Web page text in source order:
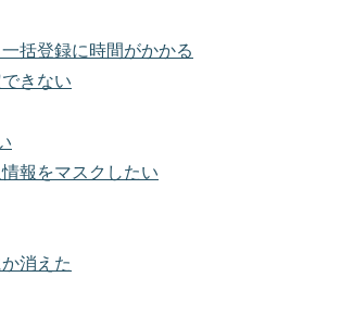
括登録に時間がかかる
きない
報をマスクしたい
消えた